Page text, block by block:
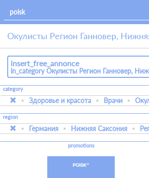
Окулисты Регион Ганновер,
insert_free_annonce
in_category Окулисты Регион Ганновер,
category
Здоровье и красота Врачи
region
Германия Нижняя Саксония
promotions